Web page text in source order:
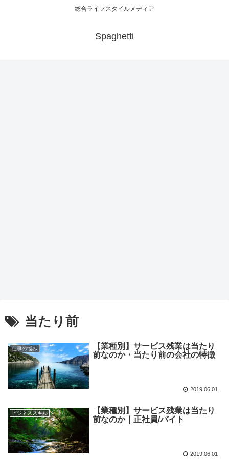
総合ライフスタイルメディア
Spaghetti
当たり前
仕事の悩み
【業種別】サービス残業は当たり
前なのか・当たり前の会社の特徴
2019.06.01
ビジネススキル
【業種別】サービス残業は当たり
前なのか｜正社員/バイト
2019.06.01